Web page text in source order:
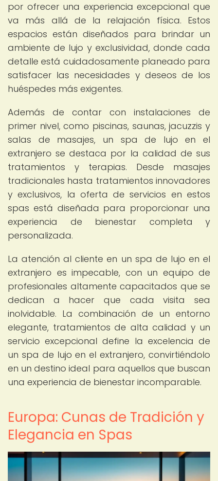
por ofrecer una experiencia excepcional que
va más allá de la relajación física. Estos
espacios están diseñados para brindar un
ambiente de lujo y exclusividad, donde cada
detalle está cuidadosamente planeado para
satisfacer las necesidades y deseos de los
huéspedes más exigentes.
Además de contar con instalaciones de
primer nivel, como piscinas, saunas, jacuzzis y
salas de masajes, un spa de lujo en el
extranjero se destaca por la calidad de sus
tratamientos y terapias. Desde masajes
tradicionales hasta tratamientos innovadores
y exclusivos, la oferta de servicios en estos
spas está diseñada para proporcionar una
experiencia de bienestar completa y
personalizada.
La atención al cliente en un spa de lujo en el
extranjero es impecable, con un equipo de
profesionales altamente capacitados que se
dedican a hacer que cada visita sea
inolvidable. La combinación de un entorno
elegante, tratamientos de alta calidad y un
servicio excepcional define la excelencia de
un spa de lujo en el extranjero, convirtiéndolo
en un destino ideal para aquellos que buscan
una experiencia de bienestar incomparable.
Europa: Cunas de Tradición y
Elegancia en Spas